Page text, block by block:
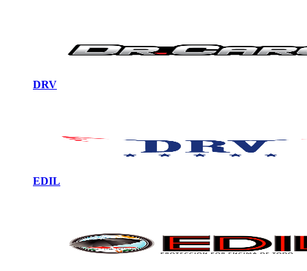
DRV
EDIL